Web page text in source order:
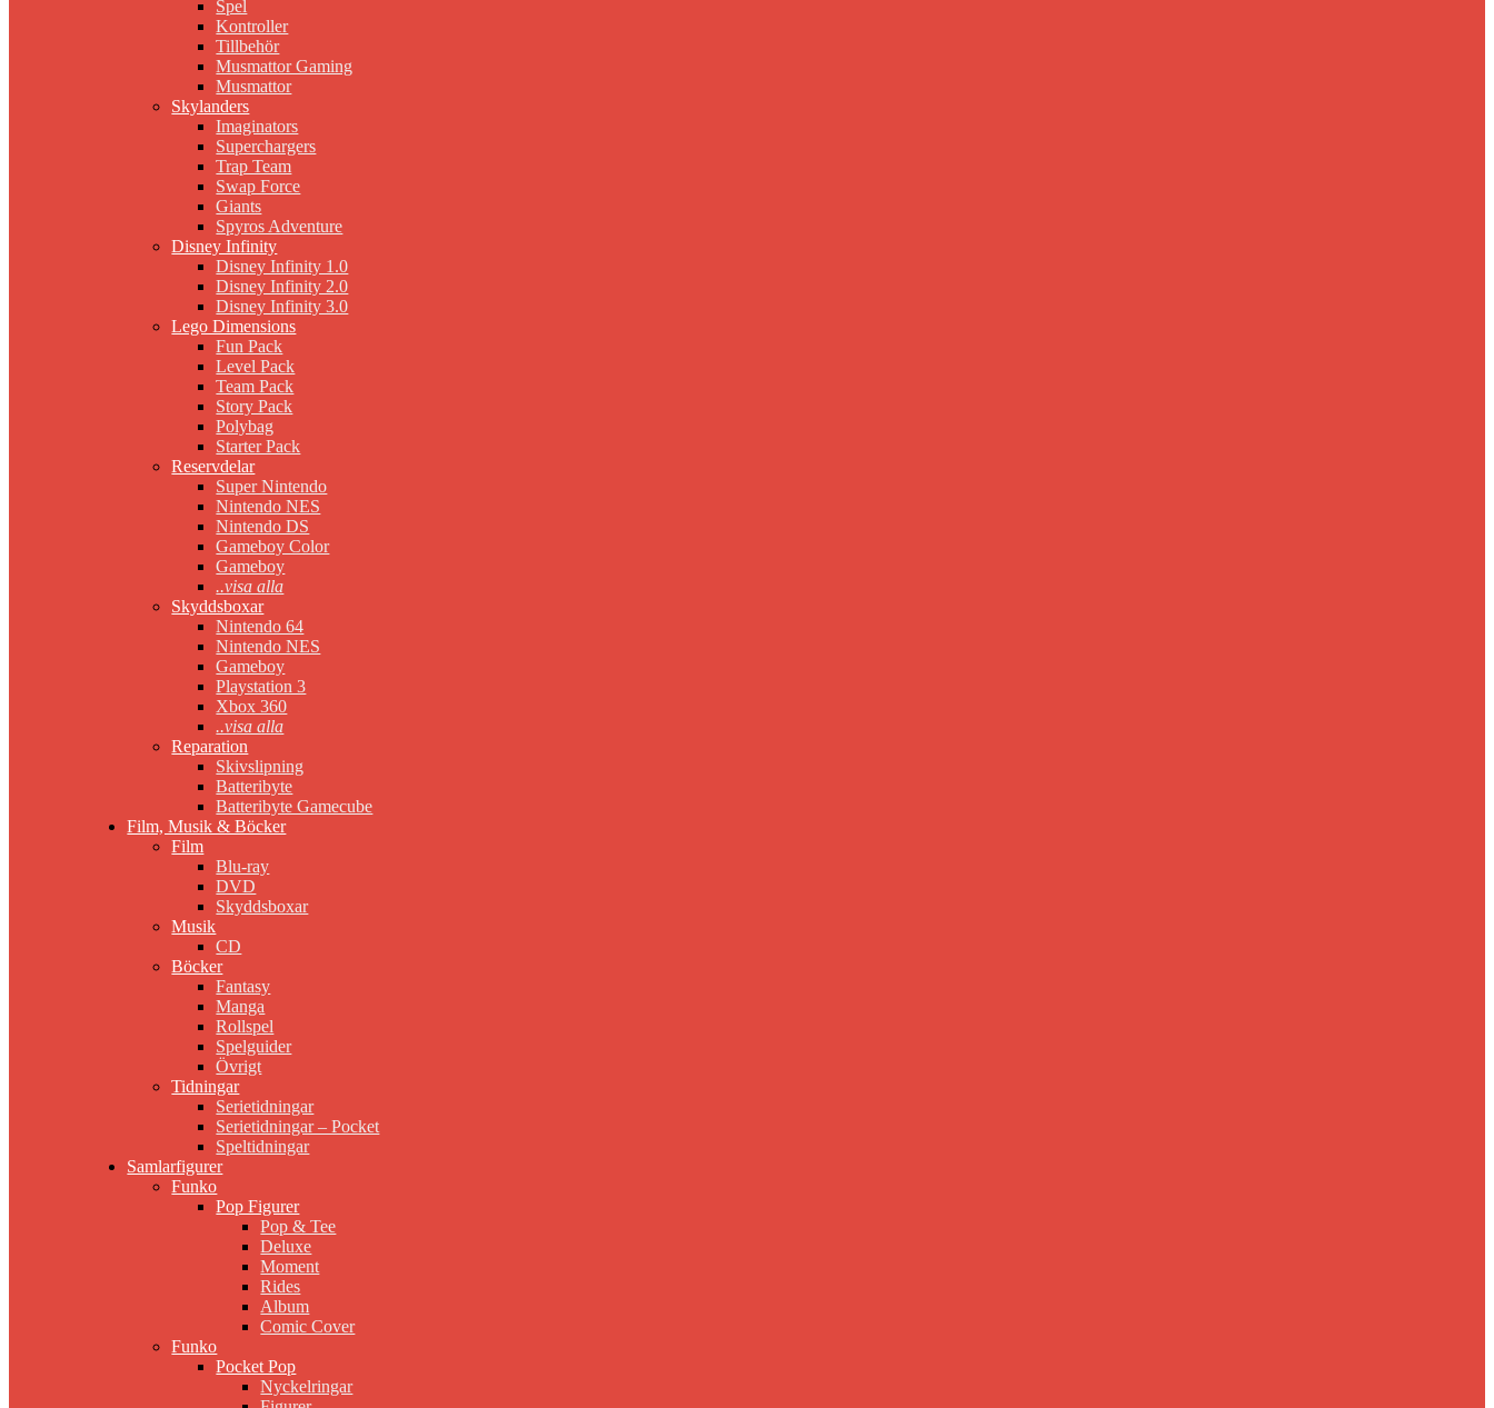
Spel
Kontroller
Tillbehör
Musmattor Gaming
Musmattor
Skylanders
Imaginators
Superchargers
Trap Team
Swap Force
Giants
Spyros Adventure
Disney Infinity
Disney Infinity 1.0
Disney Infinity 2.0
Disney Infinity 3.0
Lego Dimensions
Fun Pack
Level Pack
Team Pack
Story Pack
Polybag
Starter Pack
Reservdelar
Super Nintendo
Nintendo NES
Nintendo DS
Gameboy Color
Gameboy
..visa alla
Skyddsboxar
Nintendo 64
Nintendo NES
Gameboy
Playstation 3
Xbox 360
..visa alla
Reparation
Skivslipning
Batteribyte
Batteribyte Gamecube
Film, Musik & Böcker
Film
Blu-ray
DVD
Skyddsboxar
Musik
CD
Böcker
Fantasy
Manga
Rollspel
Spelguider
Övrigt
Tidningar
Serietidningar
Serietidningar – Pocket
Speltidningar
Samlarfigurer
Funko
Pop Figurer
Pop & Tee
Deluxe
Moment
Rides
Album
Comic Cover
Funko
Pocket Pop
Nyckelringar